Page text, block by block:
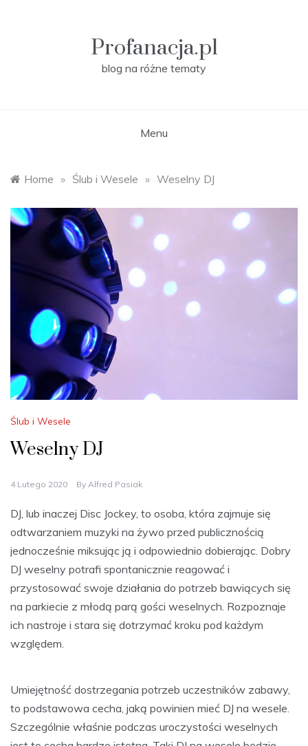
Profanacja.pl
blog na różne tematy
Menu
Home » Ślub i Wesele » Weselny DJ
Ślub i Wesele
Weselny DJ
4 Lutego 2020 By Alfred Pasiak
DJ, lub inaczej Disc Jockey, to osoba, która zajmuje się
odtwarzaniem muzyki na żywo przed publicznością
jednocześnie miksując ją i odpowiednio dobierając. Dobry
DJ weselny potrafi spontanicznie reagować i
przystosować swoje działania do potrzeb bawiących się
na parkiecie z młodą parą gości weselnych. Rozpoznaje
ich nastroje i stara się dotrzymać kroku pod każdym
względem.
Umiejętność dostrzegania potrzeb uczestników zabawy,
to podstawowa cecha, jaką powinien mieć DJ na wesele.
Szczególnie właśnie podczas uroczystości weselnych